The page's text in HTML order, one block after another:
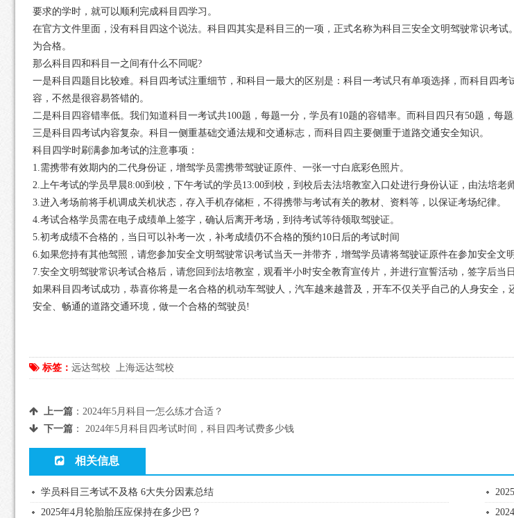
要求的学时，就可以顺利完成科目四学习。
在官方文件里面，没有科目四这个说法。科目四其实是科目三的一项，正式名称为科目三安全文明驾驶常识考
为合格。
那么科目四和科目一之间有什么不同呢?
一是科目四题目比较难。科目四考试注重细节，和科目一最大的区别是：科目一考试只有单项选择，而科目四
容，不然是很容易答错的。
二是科目四容错率低。我们知道科目一考试共100题，每题一分，学员有10题的容错率。而科目四只有50题，每题
三是科目四考试内容复杂。科目一侧重基础交通法规和交通标志，而科目四主要侧重于道路交通安全知识。
科目四学时刷满参加考试的注意事项：
1.需携带有效期内的二代身份证，增驾学员需携带驾驶证原件、一张一寸白底彩色照片。
2.上午考试的学员早晨8:00到校，下午考试的学员13:00到校，到校后去法培教室入口处进行身份认证，由法培老
3.进入考场前将手机调成关机状态，存入手机存储柜，不得携带与考试有关的教材、资料等，以保证考场纪律。
4.考试合格学员需在电子成绩单上签字，确认后离开考场，到待考试等待领取驾驶证。
5.初考成绩不合格的，当日可以补考一次，补考成绩仍不合格的预约10日后的考试时间
6.如果您持有其他驾照，请您参加安全文明驾驶常识考试当天一并带齐，增驾学员请将驾驶证原件在参加安全文
7.安全文明驾驶常识考试合格后，请您回到法培教室，观看半小时安全教育宣传片，并进行宣誓活动，签字后当
如果科目四考试成功，恭喜你将是一名合格的机动车驾驶人，汽车越来越普及，开车不仅关乎自己的人身安全
安全、畅通的道路交通环境，做一个合格的驾驶员!
标签： 远达驾校 上海远达驾校
上一篇： 2024年5月科目一怎么练才合适？
下一篇： 2024年5月科目四考试时间，科目四考试费多少钱
相关信息
学员科目三考试不及格 6大失分因素总结
2025年4月轮胎胎压应保持在多少巴？